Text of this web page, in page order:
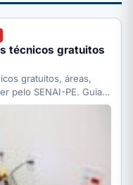
técnicos gratuitos
gratuitos, áreas,
pelo SENAI-PE. Guia